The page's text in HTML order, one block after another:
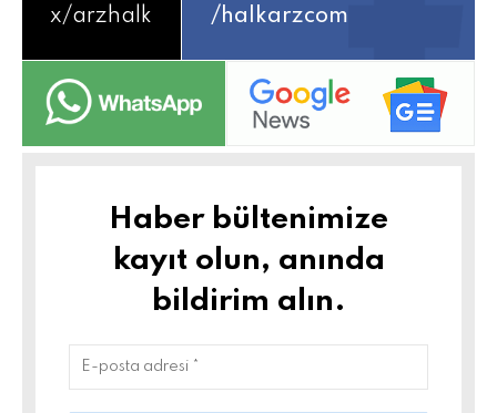
x/arzhalk /halkarzcom
Haber bültenimize
kayıt olun, anında
bildirim alın.